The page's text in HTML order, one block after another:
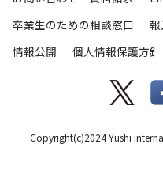
卒業生のための相談窓口
情報公開
個人情報保護方針
Copyright(c)2024 Yushi